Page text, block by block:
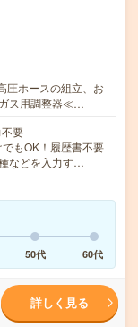
圧ホースの組立、お
ガス用調整器≪…
要
もOK！履歴書不要
などを入力す…
50代 60代
詳しく見る